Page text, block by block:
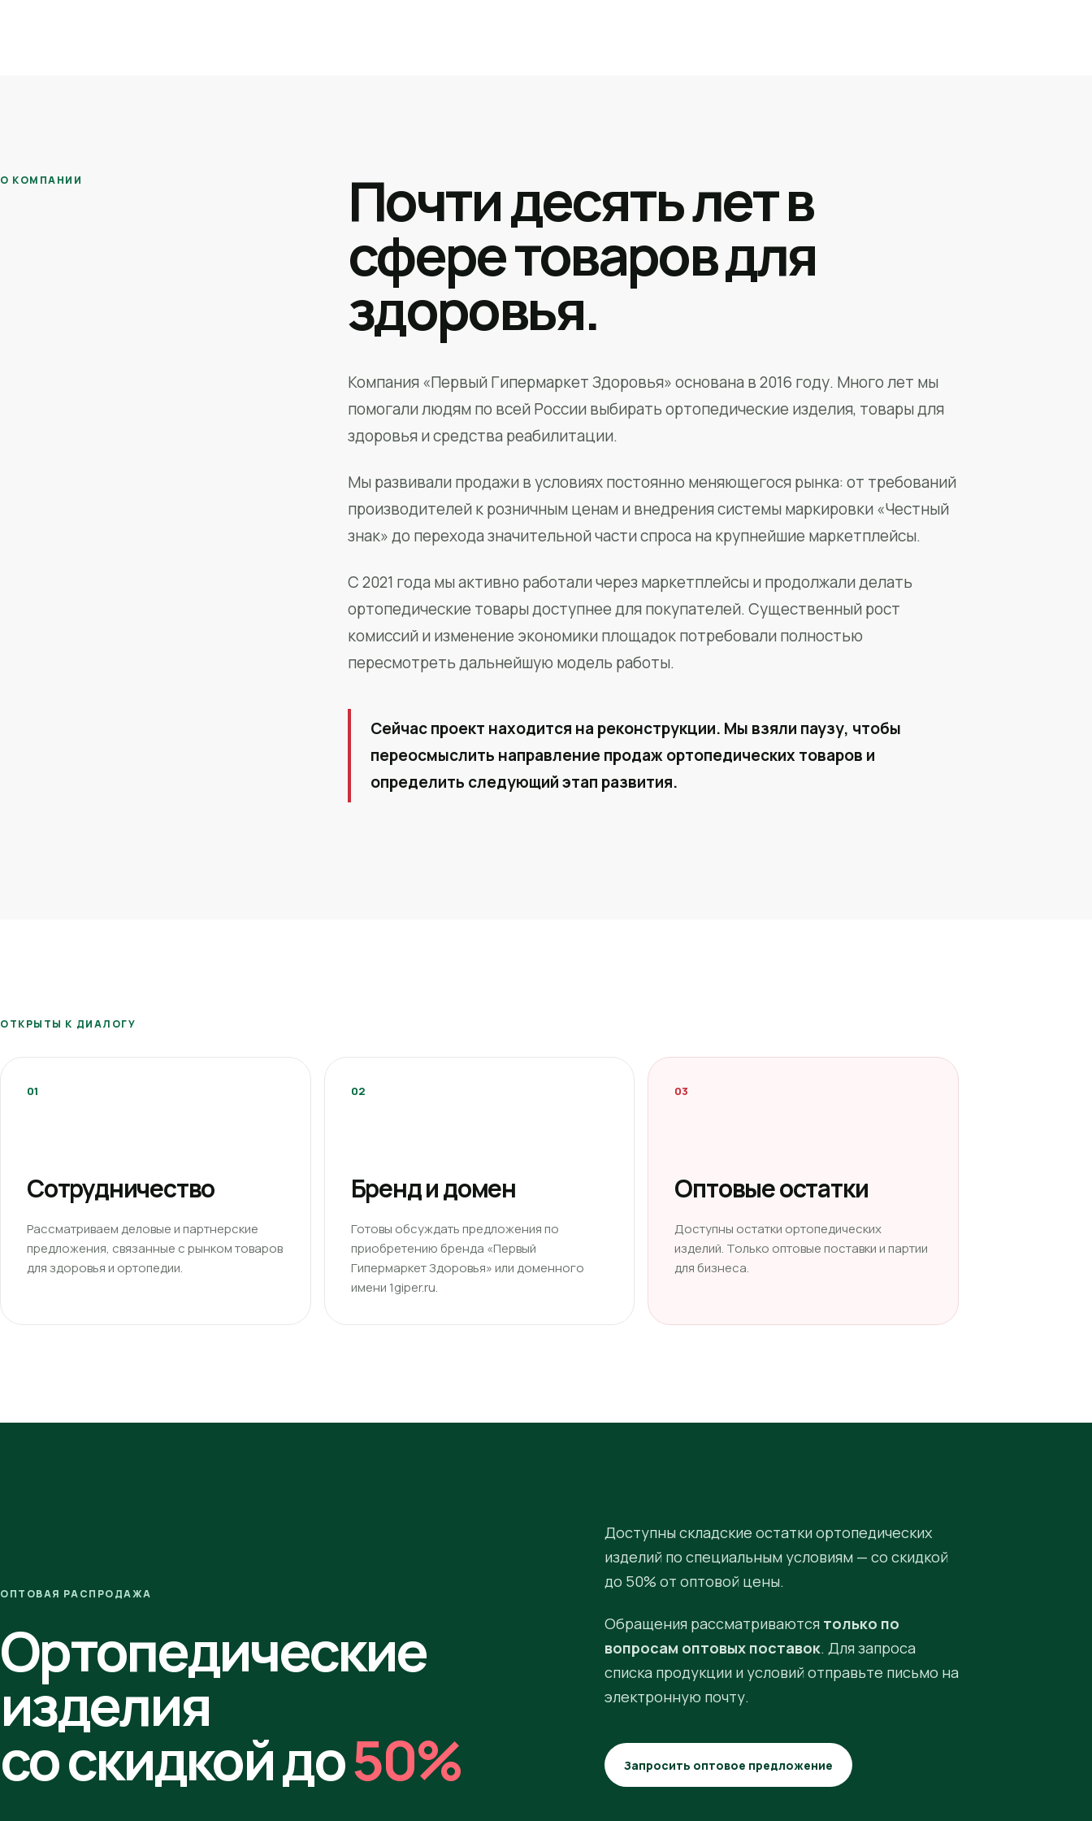
О КОМПАНИИ Почти десять лет в
сфере товаров для
здоровья.
Компания «Первый Гипермаркет Здоровья» основана в 2016 году. Много лет мы
помогали людям по всей России выбирать ортопедические изделия, товары для
здоровья и средства реабилитации.
Мы развивали продажи в условиях постоянно меняющегося рынка: от требований
производителей к розничным ценам и внедрения системы маркировки «Честный
знак» до перехода значительной части спроса на крупнейшие маркетплейсы.
С 2021 года мы активно работали через маркетплейсы и продолжали делать
ортопедические товары доступнее для покупателей. Существенный рост
комиссий и изменение экономики площадок потребовали полностью
пересмотреть дальнейшую модель работы.
Сейчас проект находится на реконструкции. Мы взяли паузу, чтобы
переосмыслить направление продаж ортопедических товаров и
определить следующий этап развития.
ОТКРЫТЫ К ДИАЛОГУ
01
Сотрудничество
Рассматриваем деловые и партнерские
предложения, связанные с рынком товаров
для здоровья и ортопедии.
02
Бренд и домен
Готовы обсуждать предложения по
приобретению бренда «Первый
Гипермаркет Здоровья» или доменного
имени 1giper.ru.
03
Оптовые остатки
Доступны остатки ортопедических
изделий. Только оптовые поставки и партии
для бизнеса.
ОПТОВАЯ РАСПРОДАЖА
Ортопедические
изделия
со скидкой до50%
Доступны складские остатки ортопедических
изделий по специальным условиям — со скидкой
до 50% от оптовой цены.
Обращения рассматриваются только по
вопросам оптовых поставок. Для запроса
списка продукции и условий отправьте письмо на
электронную почту.
Запросить оптовое предложение